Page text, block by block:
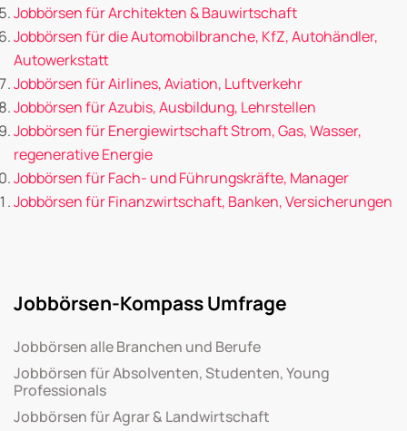
Jobbörsen für Architekten & Bauwirtschaft
Jobbörsen für die Automobilbranche, KfZ, Autohändler,
Autowerkstatt
Jobbörsen für Airlines, Aviation, Luftverkehr
Jobbörsen für Azubis, Ausbildung, Lehrstellen
Jobbörsen für Energiewirtschaft Strom, Gas, Wasser,
regenerative Energie
Jobbörsen für Fach- und Führungskräfte, Manager
Jobbörsen für Finanzwirtschaft, Banken, Versicherungen
Jobbörsen-Kompass Umfrage
Jobbörsen alle Branchen und Berufe
Jobbörsen für Absolventen, Studenten, Young
Professionals
Jobbörsen für Agrar & Landwirtschaft